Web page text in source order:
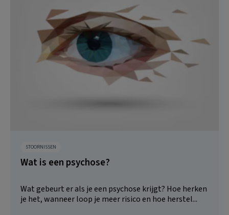
STOORNISSEN
Wat is een psychose?
Wat gebeurt er als je een psychose krijgt? Hoe herken
je het, wanneer loop je meer risico en hoe herstel...